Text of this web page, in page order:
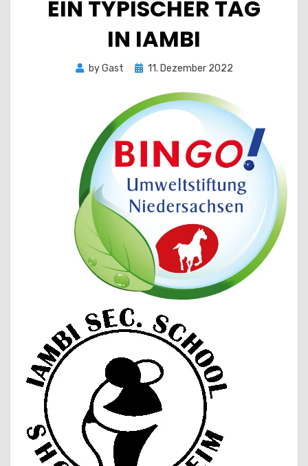
EIN TYPISCHER TAG
IN IAMBI
byGast
Posted
11. Dezember 2022